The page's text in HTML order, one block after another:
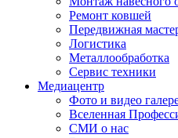
Ремонт ковшей
Передвижная
Логистика
Металлообработка
Сервис техники
Медиацентр
Фото и видео
Вселенная
СМИ о нас